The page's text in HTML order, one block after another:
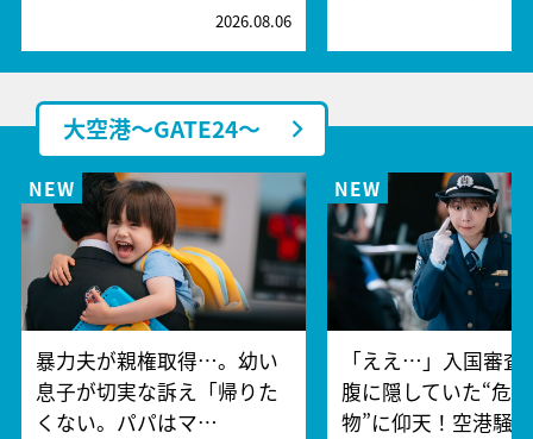
2026.08.06
大空港～GATE24～
暴力夫が親権取得…。幼い
息子が切実な訴え「帰りた
くない。パパはマ…
「ええ…」入国審査
腹に隠していた“危
物”に仰天！空港騒